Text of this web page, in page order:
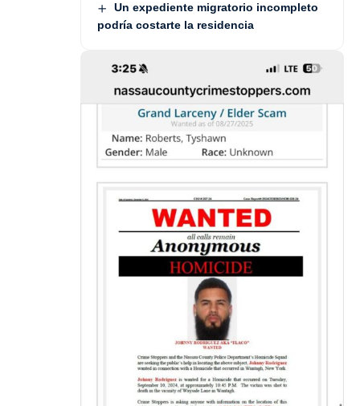
Un expediente migratorio incompleto
podría costarte la residencia